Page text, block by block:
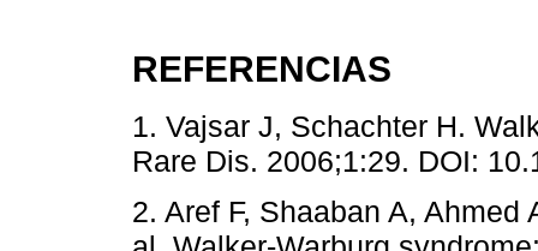
REFERENCIAS
1. Vajsar J, Schachter H.
Rare Dis. 2006;1:29. DOI:
2. Aref F, Shaaban A,